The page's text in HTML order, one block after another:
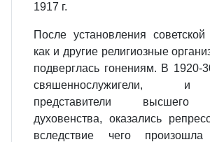
1917 г.
После установления
как и другие религиозные
подверглась гонениям. В 1920-
свяшеннослужигели, и
представители высшего
духовенства, оказались
вследствие чего произошла